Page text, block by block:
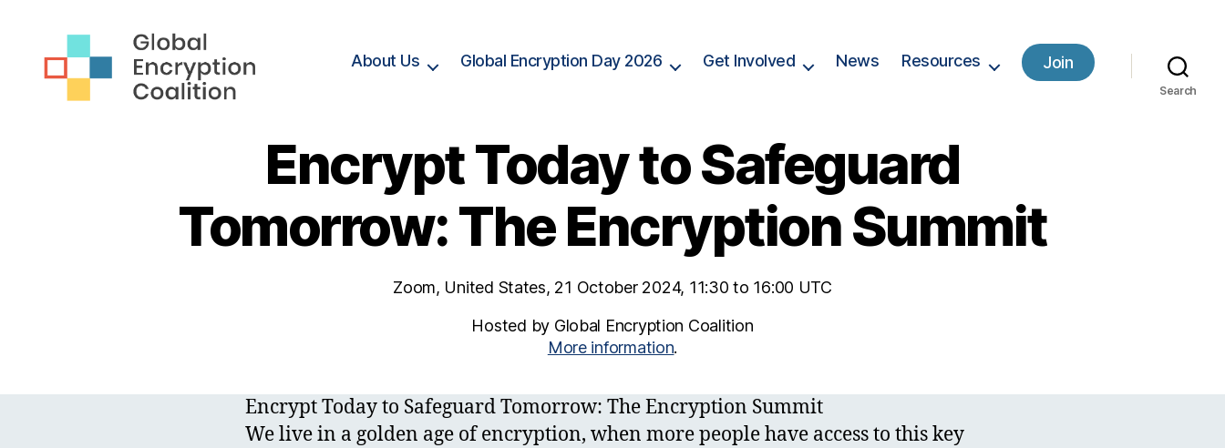
About Us Global Encryption Day 2026 Get Involved News Resources Join
Search
Encrypt Today to Safeguard
Tomorrow: The Encryption Summit
Zoom, United States, 21 October 2024, 11:30 to 16:00 UTC
Hosted by Global Encryption Coalition
More information.
Encrypt Today to Safeguard Tomorrow: The Encryption Summit
We live in a golden age of encryption, when more people have access to this key